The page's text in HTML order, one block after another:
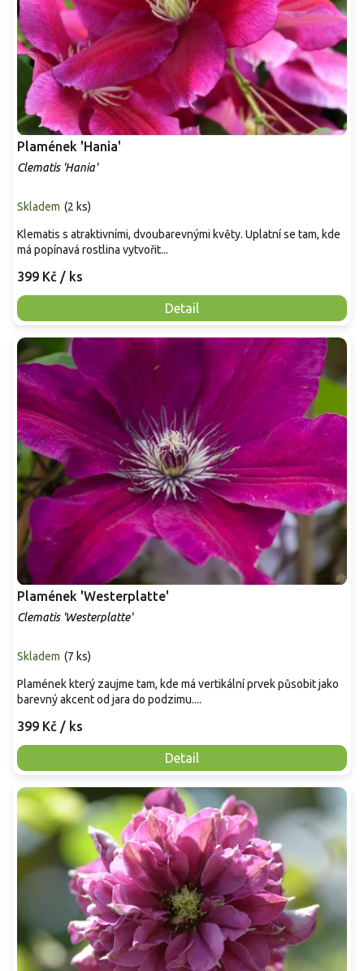
Plamének 'Hania'
Clematis 'Hania'
Skladem (2 ks)
399 Kč / ks
Detail
Klematis s atraktivními, dvoubarevnými květy. Uplatní se tam, kde
má popínavá rostlina vytvořit...
Plamének 'Westerplatte'
Clematis 'Westerplatte'
Skladem (7 ks)
399 Kč / ks
Detail
Plamének který zaujme tam, kde má vertikální prvek působit jako
barevný akcent od jara do podzimu....